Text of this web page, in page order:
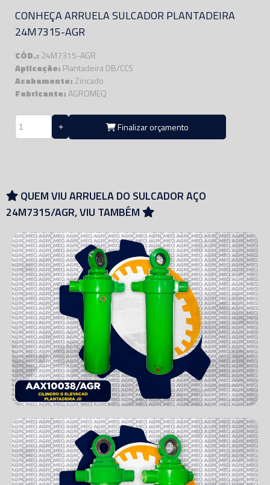
CONHEÇA ARRUELA SULCADOR PLANTADEIRA
24M7315-AGR
CÓD.: 24M7315-AGR
Aplicação: Plantadeira DB/CCS
Acabamento: Zincado
Fabricante:AGROMEQ
Finalizar orçamento
QUEM VIU ARRUELA DO SULCADOR AÇO
24M7315/AGR, VIU TAMBÉM